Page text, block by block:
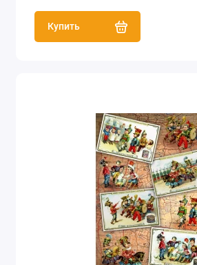
Купить